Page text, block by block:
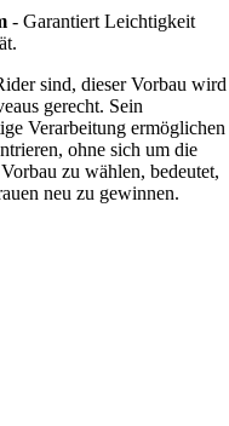
- Garantiert Leichtigkeit
sind, dieser Vorbau wird
gerecht. Sein
Verarbeitung ermöglichen
ohne sich um die
zu wählen, bedeutet,
neu zu gewinnen.